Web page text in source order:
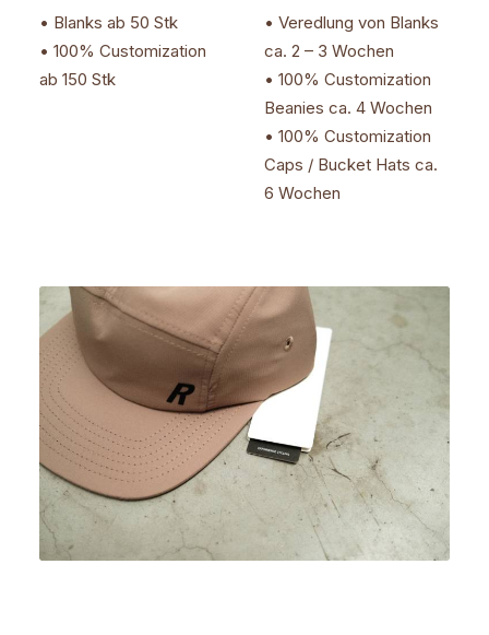
• Blanks ab 50 Stk
• 100% Customization
ab 150 Stk
• Veredlung von Blanks
ca. 2 – 3 Wochen
• 100% Customization
Beanies ca. 4 Wochen
• 100% Customization
Caps / Bucket Hats ca.
6 Wochen